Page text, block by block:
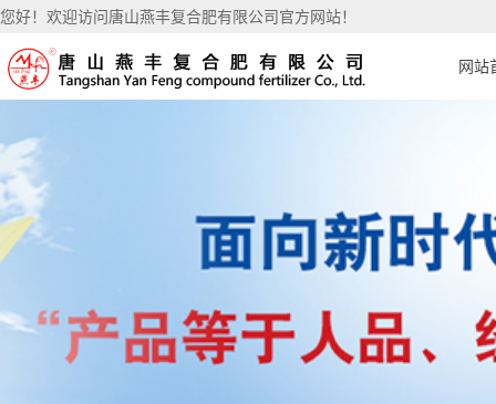
您好！欢迎访问唐山燕丰复合肥有限公司官方网站！
网站